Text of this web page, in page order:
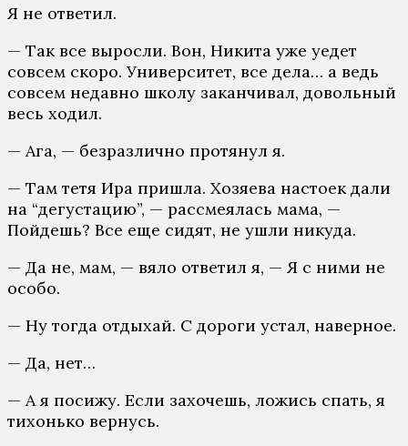
Я не ответил.
— Так все выросли. Вон, Никита уже уедет
совсем скоро. Университет, все дела… а ведь
совсем недавно школу заканчивал, довольный
весь ходил.
— Ага, — безразлично протянул я.
— Там тетя Ира пришла. Хозяева настоек дали
на “дегустацию”, — рассмеялась мама, —
Пойдешь? Все еще сидят, не ушли никуда.
— Да не, мам, — вяло ответил я, — Я с ними не
особо.
— Ну тогда отдыхай. С дороги устал, наверное.
— Да, нет…
— А я посижу. Если захочешь, ложись спать, я
тихонько вернусь.